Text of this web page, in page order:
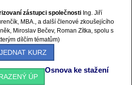
zástupci společnosti Ing. Jiří
MBA., a další členové zkoušejícího
Miroslav Bečev, Roman Zítka, spolu s
dílčím tématům)
KURZ
ÚP
Osnova ke stažení